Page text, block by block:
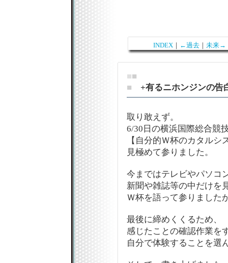
INDEX ｜ ←過去 ｜ 未来→
■■
■
+有るニホンジンの告
取り敢えず。
6/30日の横浜国際総合競
【自分的Ｗ杯のカタルシ
見極めて参りました。
今まではテレビやパソコ
新聞や雑誌等の中だけを
Ｗ杯を語って参りました
最後に締めくくるため、
感じたことの確認作業を
自分で体験することを選